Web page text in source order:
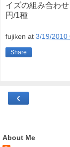
イズの組み合わ
円/1種
fujiken at 3/19/2010
Share
‹
About Me